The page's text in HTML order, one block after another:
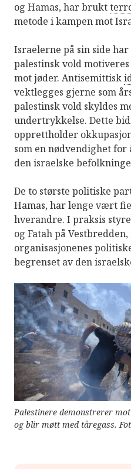
og Hamas, har brukt
metode i kampen mot
Israelerne på sin side
palestinsk vold
mot jøder. Antisemittisk
vektlegges gjerne som
palestinsk vold skyldes
undertrykkelse. Dette
opprettholder
som en nødvendighet
den israelske
De to største politiske
Hamas, har lenge vært
hverandre. I praksis
og Fatah på
organisasjonenes
begrenset av den
Palestinere demonstrerer
og blir møtt med tåregass.